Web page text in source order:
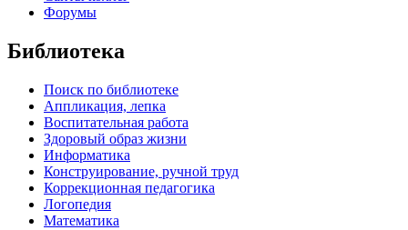
Форумы
Библиотека
Поиск по библиотеке
Аппликация, лепка
Воспитательная работа
Здоровый образ жизни
Информатика
Конструирование, ручной труд
Коррекционная педагогика
Логопедия
Математика